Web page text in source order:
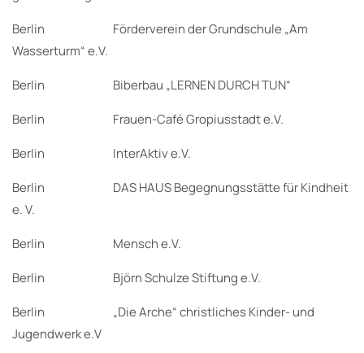
Berlin Förderverein der Grundschule „Am
Wasserturm“ e.V.
Berlin Biberbau „LERNEN DURCH TUN“
Berlin Frauen-Café Gropiusstadt e.V.
Berlin InterAktiv e.V.
Berlin DAS HAUS Begegnungsstätte für Kindheit
e. V.
Berlin Mensch e.V.
Berlin Björn Schulze Stiftung e.V.
Berlin „Die Arche“ christliches Kinder- und
Jugendwerk e.V